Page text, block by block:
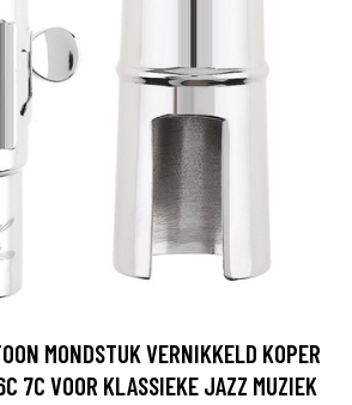
MONDSTUK VERNIKKELD KOPER
7C VOOR KLASSIEKE JAZZ MUZIEK